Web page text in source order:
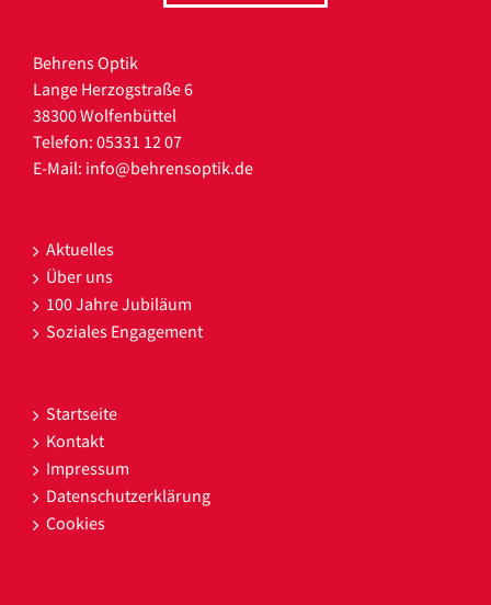
Behrens Optik
Lange Herzogstraße 6
38300 Wolfenbüttel
Telefon: 05331 12 07
E-Mail: info@behrensoptik.de
Aktuelles
Über uns
100 Jahre Jubiläum
Soziales Engagement
Startseite
Kontakt
Impressum
Datenschutzerklärung
Cookies